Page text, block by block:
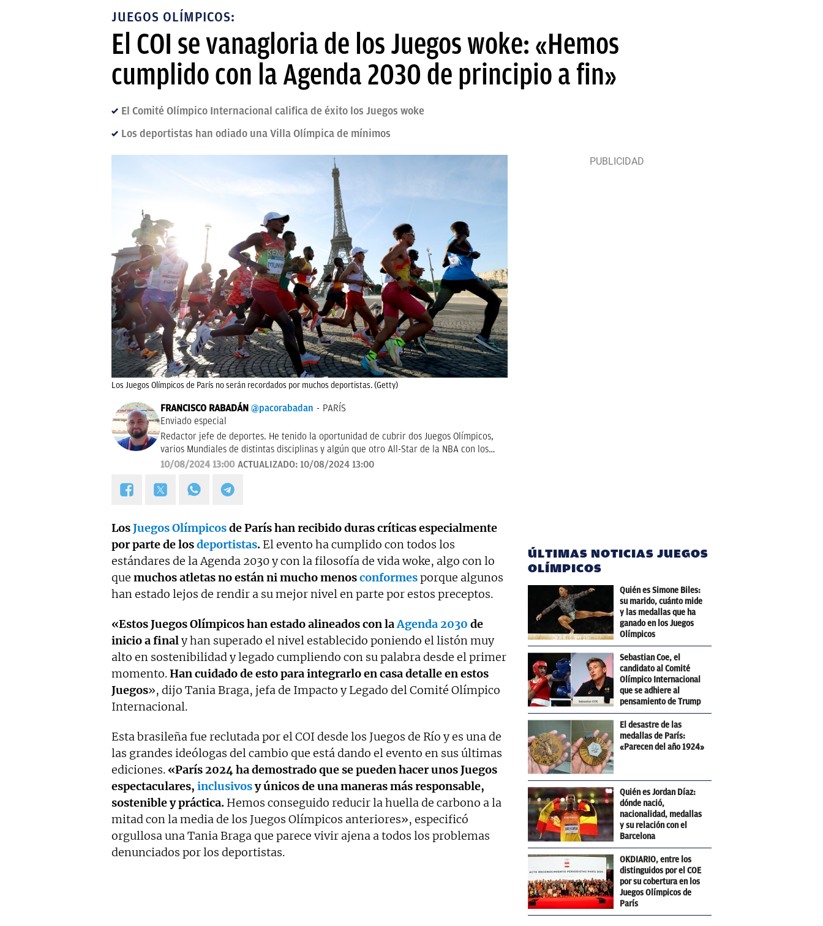
JUEGOS OLÍMPICOS:
El COI se vanagloria de los Juegos woke: «Hemos
cumplido con la Agenda 2030 de principio a fin»
El Comité Olímpico Internacional califica de éxito los Juegos woke
Los deportistas han odiado una Villa Olímpica de mínimos
Los Juegos Olímpicos de París no serán recordados por muchos deportistas. (Getty)
FRANCISCO RABADÁN @pacorabadan
PARÍS
Enviado especial
Redactor jefe de deportes. He tenido la oportunidad de cubrir dos Juegos Olímpicos,
varios Mundiales de distintas disciplinas y algún que otro All-Star de la NBA con los
Gasol. De Córdoba y sin acento.
10/08/2024 13:00 ACTUALIZADO: 10/08/2024 13:00
LosJuegos Olímpicosde París han recibido duras críticas especialmente
por parte de losdeportistas. El evento ha cumplido con todos los
estándares de la Agenda 2030 y con la filosofía de vida woke, algo con lo
que muchos atletas no están ni mucho menosconformesporque algunos
han estado lejos de rendir a su mejor nivel en parte por estos preceptos.
«Estos Juegos Olímpicos han estado alineados con laAgenda 2030 de
inicio a finaly han superado el nivel establecido poniendo el listón muy
alto en sostenibilidad y legado cumpliendo con su palabra desde el primer
momento.Han cuidado de esto para integrarlo en casa detalle en estos
Juegos», dijo Tania Braga, jefa de Impacto y Legado del Comité Olímpico
Internacional.
Esta brasileña fue reclutada por el COI desde los Juegos de Río y es una de
las grandes ideólogas del cambio que está dando el evento en sus últimas
ediciones. «París 2024 ha demostrado que se pueden hacer unos Juegos
espectaculares, inclusivosy únicos de una maneras más responsable,
sostenible y práctica. Hemos conseguido reducir la huella de carbono a la
mitad con la media de los Juegos Olímpicos anteriores», especificó
orgullosa una Tania Braga que parece vivir ajena a todos los problemas
denunciados por los deportistas.
ÚLTIMAS NOTICIAS JUEGOS
OLÍMPICOS
Quién es Simone Biles:
su marido, cuánto mide
y las medallas que ha
ganado en los Juegos
Olímpicos
Sebastian Coe, el
candidato al Comité
Olímpico Internacional
que se adhiere al
pensamiento de Trump
El desastre de las
medallas de París:
«Parecen del año 1924»
Quién es Jordan Díaz:
dónde nació,
nacionalidad, medallas
y su relación con el
Barcelona
OKDIARIO, entre los
distinguidos por el COE
por su cobertura en los
Juegos Olímpicos de
París